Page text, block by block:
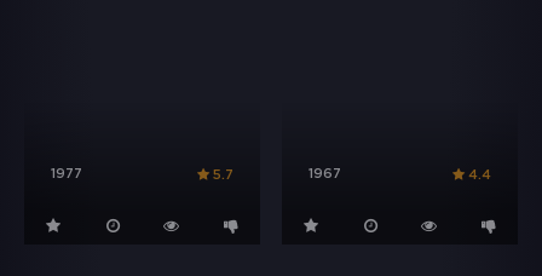
1977 5.7 1967 4.4